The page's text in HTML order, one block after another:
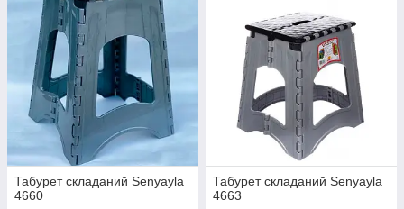
Табурет складаний Senyayla
4660
Табурет складаний Senyayla
4663